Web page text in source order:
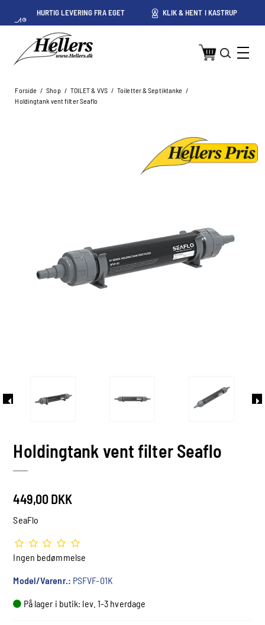
HURTIG LEVERING FRA EGET
LAGER I KASTRUP
KLIK & HENT I KASTRUP
Forside / Shop / TOILET & VVS / Toiletter & Septiktanke /
Holdingtank vent filter Seaflo
Holdingtank vent filter Seaflo
449,00 DKK
SeaFlo
Ingen bedømmelse
Model/Varenr.: PSFVF-01K
På lager i butik: lev. 1-3 hverdage